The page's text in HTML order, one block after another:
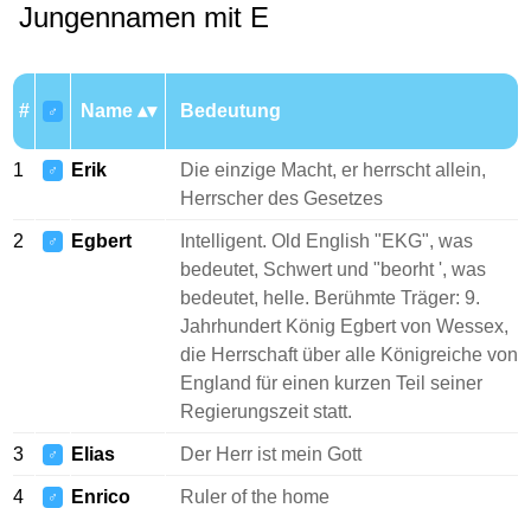
Jungennamen mit E
# ♂ Name Bedeutung
1 ♂ Erik
Die einzige Macht, er herrscht allein,
Herrscher des Gesetzes
2 ♂ Egbert
Intelligent. Old English "EKG", was
bedeutet, Schwert und "beorht ', was
bedeutet, helle. Berühmte Träger: 9.
Jahrhundert König Egbert von Wessex,
die Herrschaft über alle Königreiche von
England für einen kurzen Teil seiner
Regierungszeit statt.
3 ♂ Elias Der Herr ist mein Gott
4 ♂ Enrico Ruler of the home